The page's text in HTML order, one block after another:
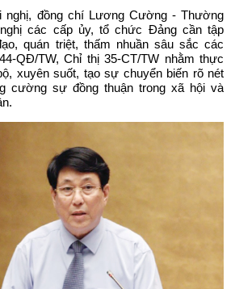
nghị, đồng chí Lương Cường - Thường
các cấp ủy, tổ chức Đảng cần tập
quán triệt, thấm nhuần sâu sắc các
QĐ/TW, Chỉ thị 35-CT/TW nhằm thực
xuyên suốt, tạo sự chuyển biến rõ nét
cường sự đồng thuận trong xã hội và